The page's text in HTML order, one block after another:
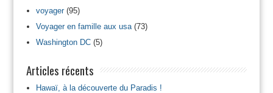
voyager(95)
Voyager en famille aux usa(73)
Washington DC(5)
Articles récents
Hawaï, à la découverte du Paradis !